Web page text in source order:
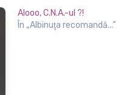
Alooo, C.N.A.-ul ?!
În „Albinuţa recomandă...”